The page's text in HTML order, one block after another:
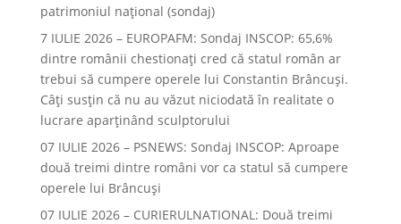
patrimoniul național (sondaj)
7 IULIE 2026 – EUROPAFM: Sondaj INSCOP: 65,6%
dintre românii chestionați cred că statul român ar
trebui să cumpere operele lui Constantin Brâncuși.
Câți susțin că nu au văzut niciodată în realitate o
lucrare aparținând sculptorului
07 IULIE 2026 – PSNEWS: Sondaj INSCOP: Aproape
două treimi dintre români vor ca statul să cumpere
operele lui Brâncuși
07 IULIE 2026 – CURIERULNATIONAL: Două treimi